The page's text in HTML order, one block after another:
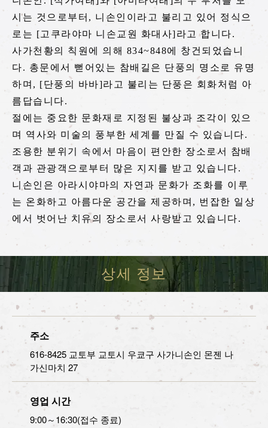
주변 관광 명소
주변 관광 명소 리스트
사가 에리어
아라시야마 에리어
호즈쿄 에리어
가메오카 에리어
티켓 예약하기
시는 것으로부터, 니손인이라고 불리고 있어 정식으
로는 [고쿠라야마 니손교원 화대사]라고 합니다.
사가천황의 칙원에 의해 834~848에 창건되었습니
다. 총문에서 뻗어있는 참배길은 단풍의 명소로 유명
하며, [단풍의 바바]라고 불리는 단풍은 회화처럼 아
름답습니다.
절에는 중요한 문화재로 지정된 불상과 조각이 있으
며 역사와 미술의 풍부한 세계를 만질 수 있습니다.
조용한 분위기 속에서 마음이 편안한 장소로서 참배
객과 관광객으로부터 많은 지지를 받고 있습니다.
니손인은 아라시야마의 자연과 문화가 조화를 이루
는 온화하고 아름다운 공간을 제공하며, 번잡한 일상
에서 벗어난 치유의 장소로서 사랑받고 있습니다.
상세 정보
주소
616-8425 교토부 교토시 우쿄구 사가니손인 몬젠 나
가신마치 27
영업 시간
9:00～16:30(접수 종료)